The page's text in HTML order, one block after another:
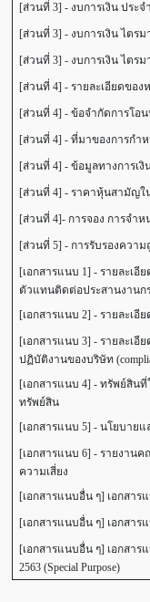
[ส่วนที่ 3] - งบการเงิน ประจ
[ส่วนที่ 3] - งบการเงิน ไตรม
[ส่วนที่ 3] - งบการเงิน ไตรม
[ส่วนที่ 4] - รายละเอียดของ
[ส่วนที่ 4] - ข้อจำกัดการโอ
[ส่วนที่ 4] - ที่มาของการกำ
[ส่วนที่ 4] - ข้อมูลทางการเ
[ส่วนที่ 4] - ราคาหุ้นสามัญใ
[ส่วนที่ 4]- การจอง การจำห
[ส่วนที่ 5] - การรับรองควา
[เอกสารแนบ 1] - รายละเ
ตัวแทนติดต่อประสานงานก
[เอกสารแนบ 2] - รายละเอี
[เอกสารแนบ 3] - รายละเ
ปฏิบัติงานของบริษัท
[เอกสารแนบ 4] - ทรัพย์สินที่
ทรัพย์สิน
[เอกสารแนบ 5] - นโยบาย
[เอกสารแนบ 6] - รายงาน
ความเสี่ยง
[เอกสารแนบอื่น ๆ] เอกสา
[เอกสารแนบอื่น ๆ] เอกสาร
[เอกสารแนบอื่น ๆ] เอกสาร
2563 (Special Purpose)